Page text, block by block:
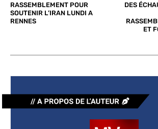
RASSEMBLEMENT POUR
SOUTENIR L’IRAN LUNDI A
RENNES
DES
ET